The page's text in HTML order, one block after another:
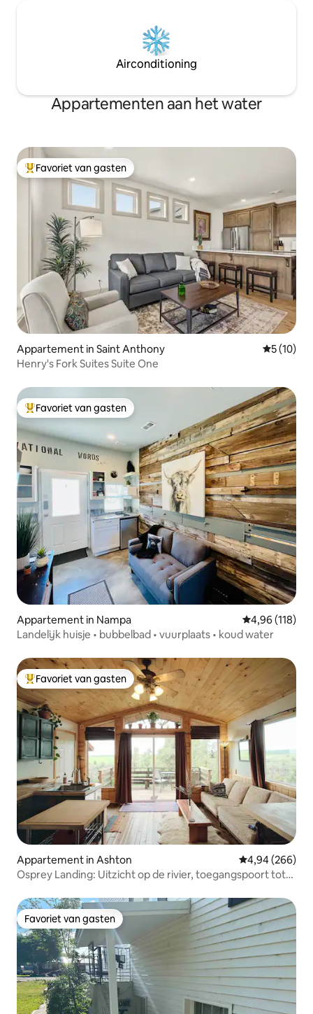
Airconditioning
Appartementen aan het water
Topfavoriet van gasten
Favoriet van gasten
Appartement in Saint Anthony
5 (10)
Henry's Fork Suites Suite One
Topfavoriet van gasten
Favoriet van gasten
Appartement in Nampa Gemiddelde
4,96 (118)
Landelijk huisje • bubbelbad • vuurplaats • koud water
Topfavoriet van gasten
Favoriet van gasten
Appartement in Ashton Gemiddelde
4,94 (266)
Osprey Landing: Uitzicht op de rivier, toegangspoort tot
Favoriet van gasten
Favoriet van gasten